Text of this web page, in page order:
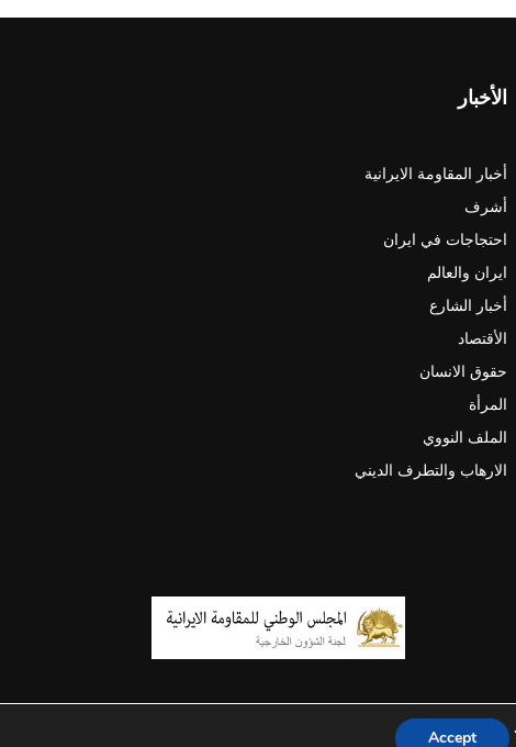
الأخبار
أخبار المقاومة الايرانية
أشرف
احتجاجات في ايران
ايران والعالم
أخبار الشارع
الأقتصاد
حقوق الانسان
المرأة
الملف النووي
الارهاب والتطرف الديني
Accept